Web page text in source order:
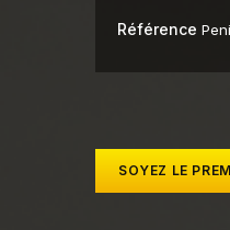
Référence
SOYEZ LE